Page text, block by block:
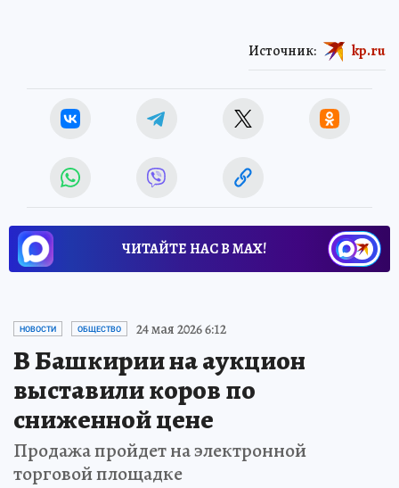
Источник: kp.ru
ЧИТАЙТЕ НАС В МАХ!
НОВОСТИ ОБЩЕСТВО 24 мая 2026 6:12
В Башкирии на аукцион
выставили коров по
сниженной цене
Продажа пройдет на электронной
торговой площадке